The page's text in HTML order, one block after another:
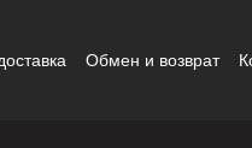
Обмен и возврат